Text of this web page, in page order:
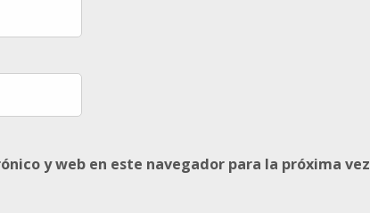
y web en este navegador para la próxima vez